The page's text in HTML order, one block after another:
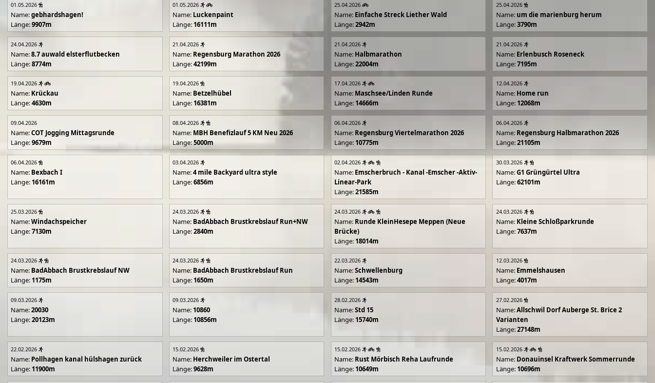
01.05.2026
Name:gebhardshagen!
Länge:9907m
01.05.2026
Name: Luckenpaint
Länge: 16111m
25.04.2026
Name: Einfache Streck Liether Wald
Länge:2942m
25.04.2026
Name: um die marienburg herum
Länge:3790m
24.04.2026
Name:8.7 auwald elsterflutbecken
Länge:8774m
21.04.2026
Name: Regensburg Marathon 2026
Länge:42199m
21.04.2026
Name: Halbmarathon
Länge:22004m
21.04.2026
Name: Erlenbusch Roseneck
Länge:7195m
19.04.2026
Name: Krückau
Länge:4630m
19.04.2026
Name: Betzelhübel
Länge: 16381m
17.04.2026
Name: Maschsee/Linden Runde
Länge: 14666m
12.04.2026
Name: Home run
Länge: 12068m
09.04.2026
Name:COT Jogging Mittagsrunde
Länge:9679m
08.04.2026
Name: MBH Benefizlauf 5 KM Neu 2026
Länge:5000m
06.04.2026
Name: Regensburg Viertelmarathon 2026
Länge: 10775m
06.04.2026
Name: Regensburg Halbmarathon 2026
Länge:21105m
06.04.2026
Name: Bexbach I
Länge: 16161m
03.04.2026
Name:4 mile Backyard ultra style
Länge:6856m
02.04.2026
Name: Emscherbruch - Kanal -Emscher -Aktiv-
Linear-Park
Länge:21585m
30.03.2026
Name:G1 Grüngürtel Ultra
Länge:62101m
25.03.2026
Name:Windachspeicher
Länge:7130m
24.03.2026
Name: BadAbbach Brustkrebslauf Run+NW
Länge:2840m
24.03.2026
Name: Runde KleinHesepe Meppen (Neue
Brücke)
Länge: 18014m
24.03.2026
Name: Kleine Schloßparkrunde
Länge:7637m
24.03.2026
Name: BadAbbach Brustkrebslauf NW
Länge: 1175m
24.03.2026
Name: BadAbbach Brustkrebslauf Run
Länge: 1650m
22.03.2026
Name:Schwellenburg
Länge: 14543m
12.03.2026
Name: Emmelshausen
Länge:4017m
09.03.2026
Name:20030
Länge:20123m
09.03.2026
Name: 10860
Länge: 10856m
28.02.2026
Name:Std 15
Länge: 15740m
27.02.2026
Name:Allschwil Dorf Auberge St. Brice 2
Varianten
Länge:27148m
22.02.2026
Name: Pollhagen kanal hülshagen zurück
Länge: 11900m
15.02.2026
Name: Herchweiler im Ostertal
Länge:9628m
15.02.2026
Name: Rust Mörbisch Reha Laufrunde
Länge: 10649m
15.02.2026
Name: Donauinsel Kraftwerk Sommerrunde
Länge: 10696m